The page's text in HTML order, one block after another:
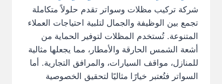
شركة تركيب مظلات وسواتر تقدم حلولاً متكاملة
تجمع بين الوظيفة والجمال لتلبية احتياجات العملاء
المتنوعة. تُستخدم المظلات لتوفير الحماية من
أشعة الشمس الحارقة والأمطار، مما يجعلها مثالية
للمنازل، مواقف السيارات، والمرافق التجارية. أما
السواتر فتُعتبر خيارًا مثاليًا لتحقيق الخصوصية